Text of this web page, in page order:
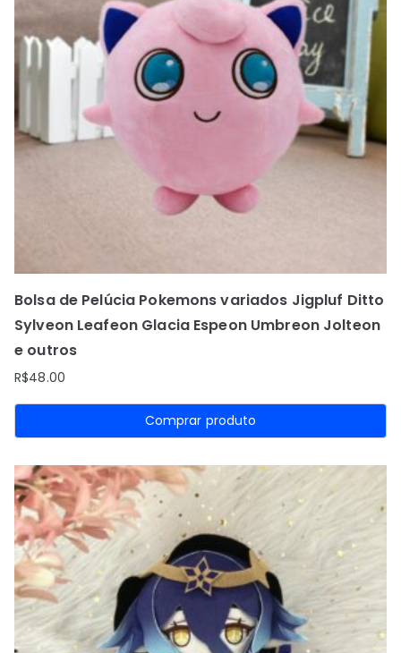
Bolsa de Pelúcia Pokemons variados Jigpluf Ditto
Sylveon Leafeon Glacia Espeon Umbreon Jolteon
e outros
R$48.00
Comprar produto